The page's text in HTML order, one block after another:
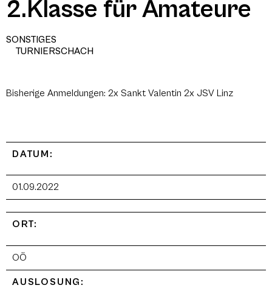
2.Klasse für Amateure
SONSTIGES
TURNIERSCHACH
Bisherige Anmeldungen: 2x Sankt Valentin 2x JSV Linz
DATUM:
01.09.2022
ORT:
OÖ
AUSLOSUNG: